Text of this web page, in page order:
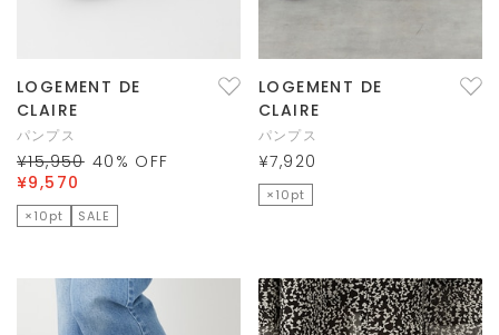
LOGEMENT DE
CLAIRE
パンプス
¥15,950 40 % OFF
¥9,570
×10pt SALE
LOGEMENT DE
CLAIRE
パンプス
¥7,920
×10pt